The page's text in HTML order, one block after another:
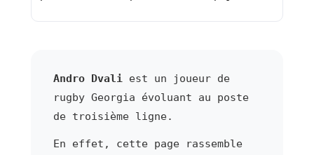
Andro Dvaliest un joueur de
rugby Georgia évoluant au poste
de troisième ligne.
En effet, cette page rassemble